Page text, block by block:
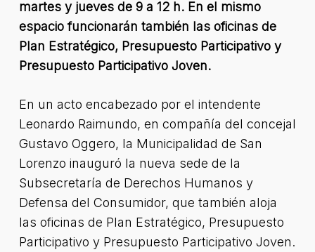
martes y jueves de 9 a 12 h. En el mismo
espacio funcionarán también las oficinas de
Plan Estratégico, Presupuesto Participativo y
Presupuesto Participativo Joven.
En un acto encabezado por el intendente
Leonardo Raimundo, en compañía del concejal
Gustavo Oggero, la Municipalidad de San
Lorenzo inauguró la nueva sede de la
Subsecretaría de Derechos Humanos y
Defensa del Consumidor, que también aloja
las oficinas de Plan Estratégico, Presupuesto
Participativo y Presupuesto Participativo Joven.